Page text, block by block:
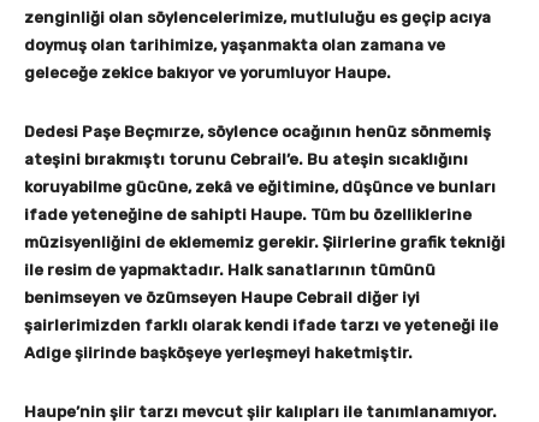
zenginliği olan söylencelerimize, mutluluğu es geçip acıya
doymuş olan tarihimize, yaşanmakta olan zamana ve
geleceğe zekice bakıyor ve yorumluyor Haupe.
Dedesi Paşe Beçmırze, söylence ocağının henüz sönmemiş
ateşini bırakmıştı torunu Cebrail’e. Bu ateşin sıcaklığını
koruyabilme gücüne, zekâ ve eğitimine, düşünce ve bunları
ifade yeteneğine de sahipti Haupe. Tüm bu özelliklerine
müzisyenliğini de eklememiz gerekir. Şiirlerine grafik tekniği
ile resim de yapmaktadır. Halk sanatlarının tümünü
benimseyen ve özümseyen Haupe Cebrail diğer iyi
şairlerimizden farklı olarak kendi ifade tarzı ve yeteneği ile
Adige şiirinde başköşeye yerleşmeyi haketmiştir.
Haupe’nin şiir tarzı mevcut şiir kalıpları ile tanımlanamıyor.